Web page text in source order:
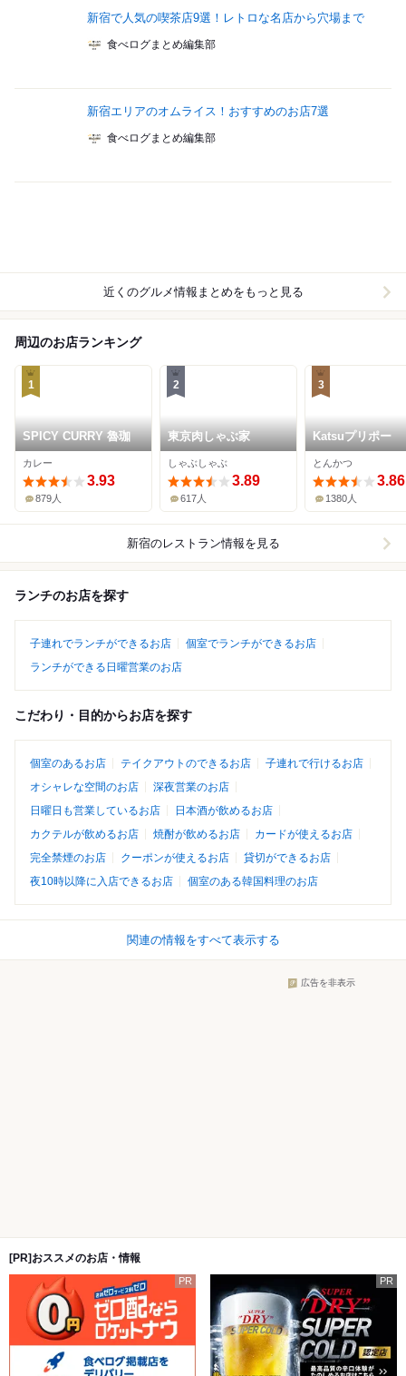
新宿で人気の喫茶店9選！レトロな名店から穴場まで
食べログまとめ編集部
新宿エリアのオムライス！おすすめのお店7選
食べログまとめ編集部
近くのグルメ情報まとめをもっと見る
周辺のお店ランキング
1
SPICY CURRY 魯珈
カレー
3.93
879人
2
東京肉しゃぶ家
しゃぶしゃぶ
3.89
617人
3
Katsuプリポー
とんかつ
3.86
1380人
新宿のレストラン情報を見る
ランチのお店を探す
子連れでランチができるお店
個室でランチができるお店
ランチができる日曜営業のお店
こだわり・目的からお店を探す
個室のあるお店 テイクアウトのできるお店
子連れで行けるお店
オシャレな空間のお店
深夜営業のお店
日曜日も営業しているお店
日本酒が飲めるお店
カクテルが飲めるお店
焼酎が飲めるお店
カードが使えるお店
完全禁煙のお店
クーポンが使えるお店
貸切ができるお店
夜10時以降に入店できるお店
個室のある韓国料理のお店
関連の情報をすべて表示する
広告を非表示
[PR]おススメのお店・情報
PR PR